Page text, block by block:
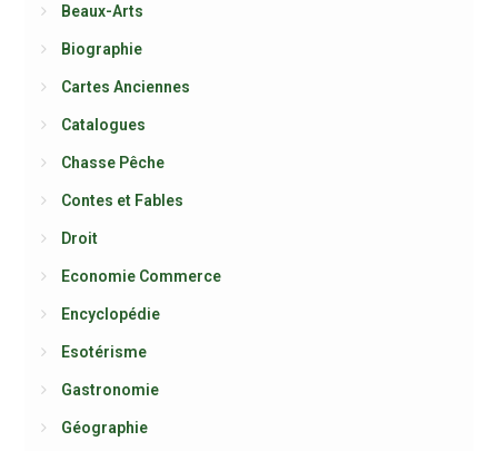
Beaux-Arts
Biographie
Cartes Anciennes
Catalogues
Chasse Pêche
Contes et Fables
Droit
Economie Commerce
Encyclopédie
Esotérisme
Gastronomie
Géographie